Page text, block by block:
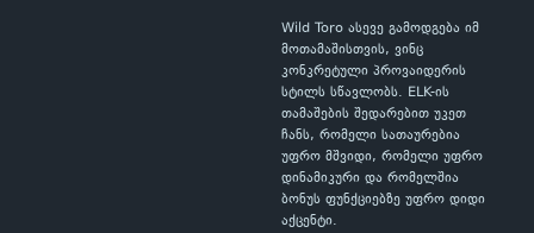
Wild Toro ასევე გამოდგება იმ
მოთამაშისთვის, ვინც
კონკრეტული პროვაიდერის
სტილს სწავლობს. ELK-ის
თამაშების შედარებით უკეთ
ჩანს, რომელი სათაურებია
უფრო მშვიდი, რომელი უფრო
დინამიკური და რომელშია
ბონუს ფუნქციებზე უფრო დიდი
აქცენტი.